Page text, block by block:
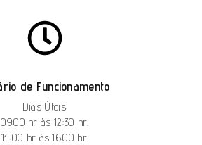
de Funcionamento
Dias Úteis:
09:00 hr às 12:30 hr.
14:00 hr às 16:00 hr.